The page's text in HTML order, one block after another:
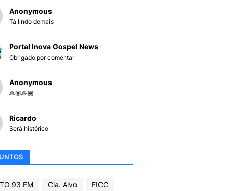
Anonymous
Tá lindo demais
Portal Inova Gospel News
Obrigado por comentar
Anonymous
🙏🏽🙏🏽
Ricardo
Será histórico
93 FM Cia. Alvo
FICC